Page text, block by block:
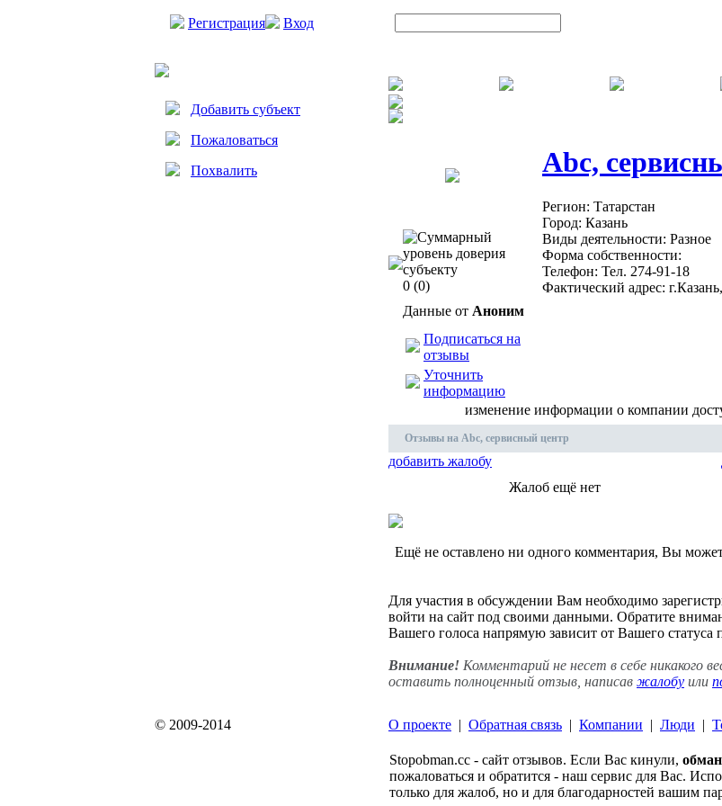
Регистрация Вход
Добавить субъект
Пожаловаться
Похвалить
0 (0)
Данные от Аноним
Подписаться на
отзывы
Уточнить
информацию
Abc,
Регион: Татарстан
Город: Казань
Виды деятельности: Разное
Форма собственности:
Телефон: Тел. 274-91-18
Фактический адрес:
изменение информации о компании
Отзывы на Abc, сервисный центр
добавить жалобу
Жалоб ещё нет
Ещё не оставлено ни одного комментария, Вы
Для участия в обсуждении Вам необходимо
войти на сайт под своими данными. Обратите
Вашего голоса напрямую зависит от Вашего статуса
Внимание! Комментарий не несет в себе никакого
оставить полноценный отзыв, написав жалобу или
© 2009-2014 О проекте | Обратная связь | Компании | Люди |
Stopobman.cc - сайт отзывов. Если Вас кинули,
пожаловаться и обратится - наш сервис для Вас.
только для жалоб, но и для благодарностей вашим